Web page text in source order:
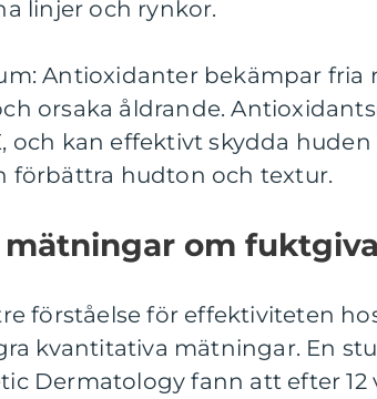
linjer och rynkor.
Antioxidanter bekämpar fria
orsaka åldrande.
och kan effektivt skydda
förbättra hudton och textur.
om
förståelse för effektiviteten
kvantitativa mätningar. En
Dermatology fann att efter